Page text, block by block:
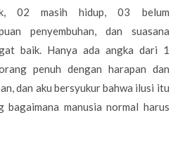
02 masih hidup, 03 belum
penyembuhan, dan suasana
baik. Hanya ada angka dari 1
penuh dengan harapan dan
dan aku bersyukur bahwa ilusi itu
bagaimana manusia normal harus